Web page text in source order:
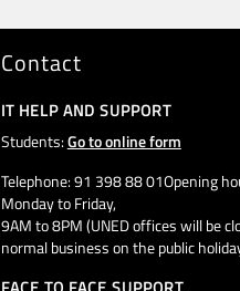
Contact
IT HELP AND SUPPORT
Students:Go to online form
Telephone: 91 398 88 01Opening
Monday to Friday,
9AM to 8PM (UNED offices will be
normal business on the public